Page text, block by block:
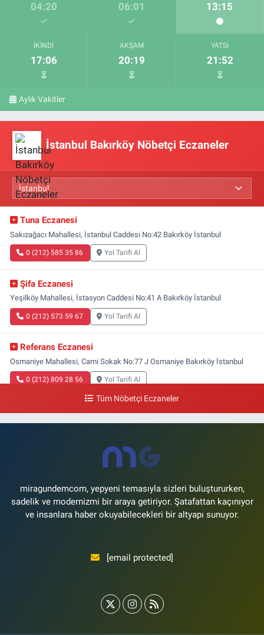
04:20 06:01 13:15
İKINDI
17:06
AKŞAM
20:19
YATSI
21:52
Aylık Vakitler
İstanbul Bakırköy Nöbetçi Eczaneler
Tuna Eczanesi
Sakızağacı Mahallesi, İstanbul Caddesi No:42 Bakırköy İstanbul
0 (212) 585 35 86 Yol Tarifi Al
Şifa Eczanesi
Yeşilköy Mahallesi, İstasyon Caddesi No:41 A Bakırköy İstanbul
0 (212) 573 59 67 Yol Tarifi Al
Referans Eczanesi
Osmaniye Mahallesi, Cami Sokak No:77 J Osmaniye Bakırköy İstanbul
0 (212) 809 28 56 Yol Tarifi Al
Tüm Nöbetçi Eczaneler
miragundemcom, yepyeni temasıyla sizleri buluştururken,
sadelik ve modernizmi bir araya getiriyor. Şatafattan kaçınıyor
ve insanlara haber okuyabilecekleri bir altyapı sunuyor.
[email protected]